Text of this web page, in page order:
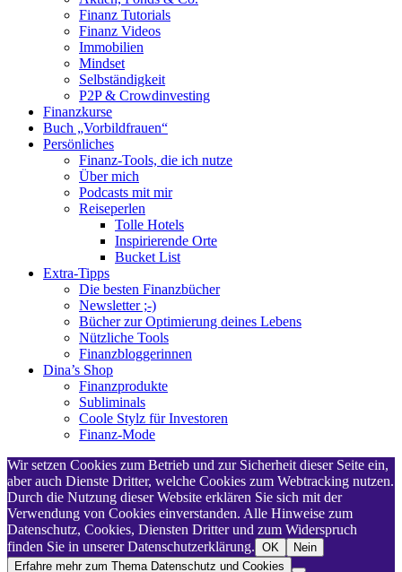
Finanz Tutorials
Finanz Videos
Immobilien
Mindset
Selbständigkeit
P2P & Crowdinvesting
Finanzkurse
Buch „Vorbildfrauen“
Persönliches
Finanz-Tools, die ich nutze
Über mich
Podcasts mit mir
Reiseperlen
Tolle Hotels
Inspirierende Orte
Bucket List
Extra-Tipps
Die besten Finanzbücher
Newsletter ;-)
Bücher zur Optimierung deines Lebens
Nützliche Tools
Finanzbloggerinnen
Dina’s Shop
Finanzprodukte
Subliminals
Coole Stylz für Investoren
Finanz-Mode
Wir setzen Cookies zum Betrieb und zur Sicherheit dieser Seite ein,
aber auch Dienste Dritter, welche Cookies zum Webtracking nutzen.
Durch die Nutzung dieser Website erklären Sie sich mit der
Verwendung von Cookies einverstanden. Alle Hinweise zum
Datenschutz, Cookies, Diensten Dritter und zum Widerspruch
finden Sie in unserer Datenschutzerklärung. OK
Nein
Erfahre mehr zum Thema Datenschutz und Cookies